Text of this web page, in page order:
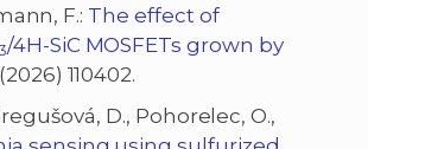
F.: The effect of
/4H-SiC MOSFETs grown by
110402.
D., Pohorelec, O.,